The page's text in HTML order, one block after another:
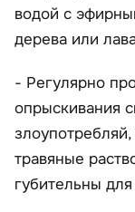
водой с
дерева или
- Регулярно
опрыскивания
травяные
губительны